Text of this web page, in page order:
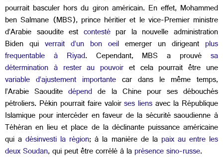
pourrait basculer hors du giron américain. En effet, Mohammed
ben Salmane (MBS), prince héritier et le vice-Premier ministre
d’Arabie saoudite est contestépar la nouvelle administration
Biden qui verrait d’un bon oeil emerger un dirigeant plus
frequentable à Riyad. Cependant, MBS a prouvésa
détermination à rester au pouvoir et cela pourrait être une
variable d’ajustement importante car dans le même temps,
l’Arabie Saouditedépend de la Chine pour ses débouchés
pétroliers. Pékin pourrait faire valoirses liensavec la République
Islamique pour intercéder en faveur de la sécurité saoudienne à
Téhéran en lieu et place de la déclinante puissance américaine
qui adésinvesti la région; à la manière de la paix au entre les
deux Soudan, qui peut être corrélé à laprésence sino-russe.